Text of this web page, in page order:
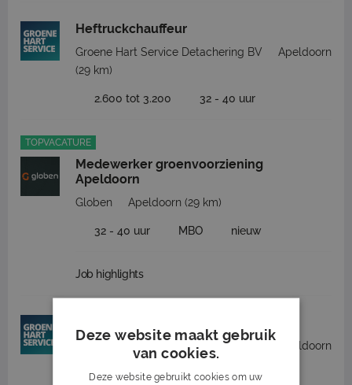
Heftruckchauffeur
Groene Hart Service Detachering BV
Apeldoorn
(29 km)
2.600 tot 3.200 32 - 40 uur
TOPVACATURE
Medewerker groenvoorziening
Apeldoorn
Globen Apeldoorn (29 km)
32 - 40 uur MBO nieuw
Job highlights
Groene Hart Service Detachering BV
Apeldoorn
Deze website maakt gebruik
van cookies.
Deze website gebruikt cookies om uw